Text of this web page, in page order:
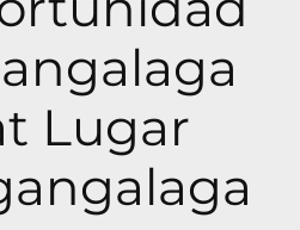
Lugar